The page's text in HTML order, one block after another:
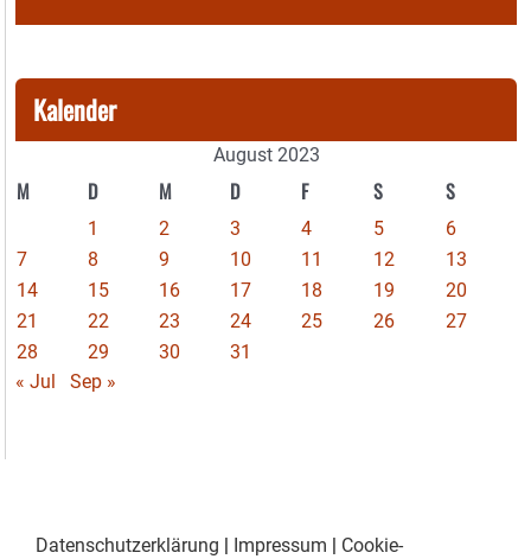
Kalender
August 2023
M D M D F S S
1 2 3 4 5
6
7
8 9 10 11 12
13
14
15 16 17 18 19
20
21
22 23 24 25 26
27
28
29 30
31
« Jul
Sep »
Datenschutzerklärung | Impressum | Cookie-